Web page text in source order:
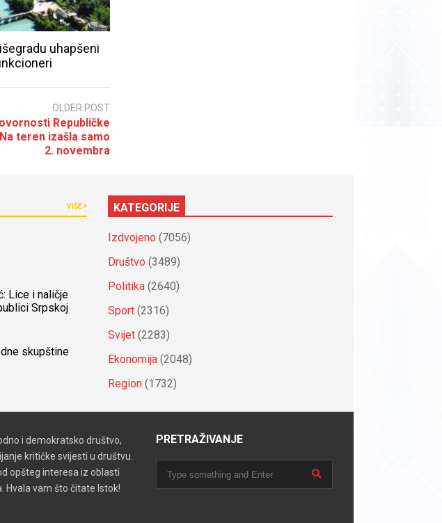
uhapšeni
OLDER POST
Republičke
teren izašla samo
2. novembra
VIŠE
Lice i naličje
Srpskoj
skupštine
KATEGORIJE
Izdvojeno (7056)
Društvo (3489)
Politika (2640)
Sport (2316)
Svijet (2283)
Ekonomija (2048)
Region (1732)
i demokratsko društvo,
kritičke svijesti u društvu.
opšteg interesa iz oblasti
Hvala vam što čitate Istok!
PRETRAŽIVANJE